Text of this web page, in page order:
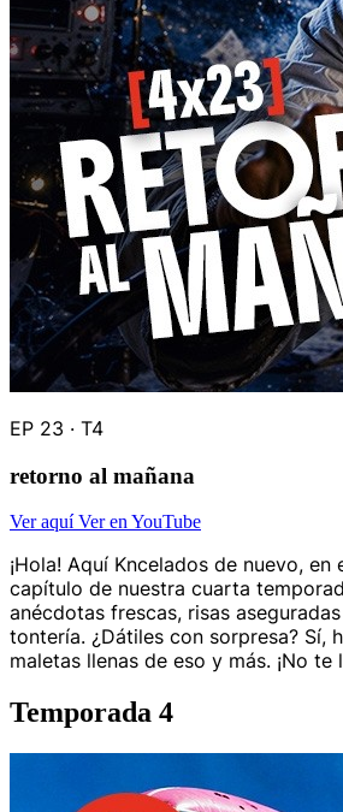
EP 23 · T4
retorno al mañana
Ver aquíVer en YouTube
¡Hola! Aquí Kncelados de nuevo,
capítulo de nuestra cuarta
anécdotas frescas, risas
tontería. ¿Dátiles con sorpresa? Sí,
maletas llenas de eso y más. ¡No te
Temporada 4